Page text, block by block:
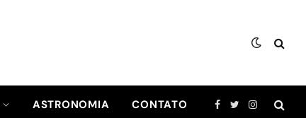
ASTRONOMIA CONTATO Facebook
TwitterInstagram